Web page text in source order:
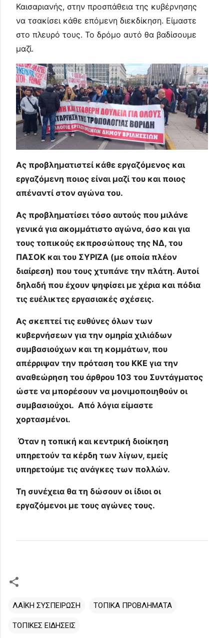
Καισαριανής, στην προσπάθεια της κυβέρνησης
να τσακίσει κάθε επόμενη διεκδίκηση. Είμαστε
στο πλευρό τους. Το δρόμο αυτό θα βαδίσουμε
μαζί.
Ας προβληματιστεί κάθε εργαζόμενος και
εργαζόμενη ποιος είναι μαζί του και ποιος
απέναντί στον αγώνα του.
Ας προβληματίσει τόσο αυτούς που μιλάνε
γενικά για ακομμάτιστο αγώνα, όσο και για
τους τοπικούς εκπροσώπους της ΝΔ, του
ΠΑΣΟΚ και του ΣΥΡΙΖΑ (με οποία πλέον
διαίρεση) που τους χτυπάνε την πλάτη. Αυτοί
δηλαδή που έχουν ψηφίσει με χέρια και πόδια
τις ευέλικτες εργασιακές σχέσεις.
Ας σκεπτεί τις ευθύνες όλων των
κυβερνήσεων για την ομηρία χιλιάδων
συμβασιούχων και τη κομμάτων, που
απέρριψαν την πρόταση του ΚΚΕ για την
αναθεώρηση του άρθρου 103 του Συντάγματος
ώστε να μπορέσουν να μονιμοποιηθούν οι
συμβασιούχοι. Από λόγια είμαστε
χορτασμένοι.
Όταν η τοπική και κεντρική διοίκηση
υπηρετούν τα κέρδη των λίγων, εμείς
υπηρετούμε τις ανάγκες των πολλών.
Τη συνέχεια θα τη δώσουν οι ίδιοι οι
εργαζόμενοι με τους αγώνες τους.
ΛΑΪΚΗ ΣΥΣΠΕΙΡΩΣΗ ΤΟΠΙΚΑ ΠΡΟΒΛΗΜΑΤΑ
ΤΟΠΙΚΕΣ ΕΙΔΗΣΕΙΣ